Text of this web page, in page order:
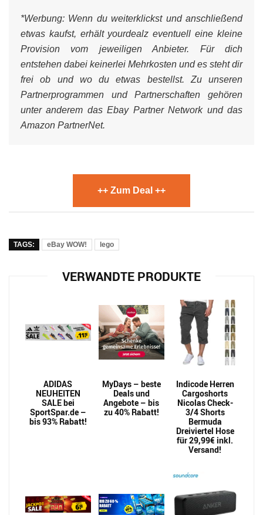
*Werbung: Wenn du weiterklickst und anschließend
etwas kaufst, erhält yourdealz eventuell eine kleine
Provision vom jeweiligen Anbieter. Für dich
entstehen dabei keinerlei Mehrkosten und es steht dir
frei ob und wo du etwas bestellst. Zu unseren
Partnerprogrammen und Partnerschaften gehören
unter anderem das Ebay Partner Network und das
Amazon PartnerNet.
++ Zum Deal ++
TAGS: eBay WOW! lego
VERWANDTE PRODUKTE
ADIDAS
NEUHEITEN
SALE bei
SportSpar.de –
bis 93% Rabatt!
MyDays – beste
Deals und
Angebote – bis
zu 40% Rabatt!
Indicode Herren
Cargoshorts
Nicolas Check-
3/4 Shorts
Bermuda
Dreiviertel Hose
für 29,99€ inkl.
Versand!